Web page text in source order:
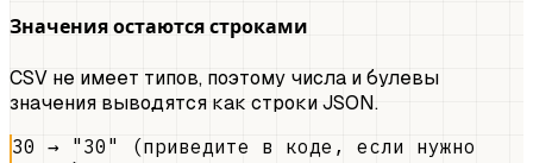
Значения остаются строками
CSV не имеет типов, поэтому числа и булевы
значения выводятся как строки JSON.
30 → "30" (приведите в коде, если нужно